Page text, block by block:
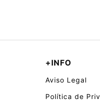
+INFO
Aviso Legal
Política de